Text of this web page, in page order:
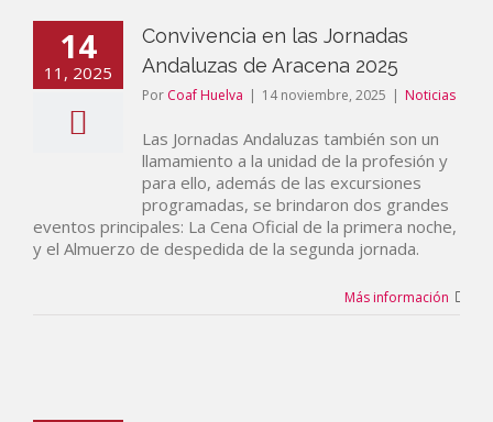
14
11, 2025
Convivencia en las Jornadas
Andaluzas de Aracena 2025
Por Coaf Huelva | 14 noviembre, 2025 | Noticias
Las Jornadas Andaluzas también son un
llamamiento a la unidad de la profesión y
para ello, además de las excursiones
programadas, se brindaron dos grandes
eventos principales: La Cena Oficial de la primera noche,
y el Almuerzo de despedida de la segunda jornada.
Más información